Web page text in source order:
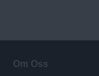
Om Oss